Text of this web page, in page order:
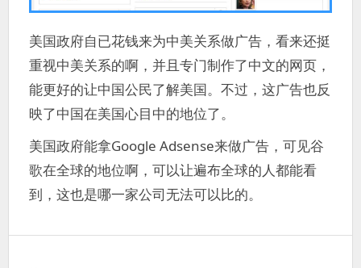
美国政府自已花钱来为中美关系做广告，看来还挺
重视中美关系的啊，并且专门制作了中文的网页，
能更好的让中国公民了解美国。不过，这广告也反
映了中国在美国心目中的地位了。
美国政府能拿Google Adsense来做广告，可见谷
歌在全球的地位啊，可以让遍布全球的人都能看
到，这也是哪一家公司无法可以比的。